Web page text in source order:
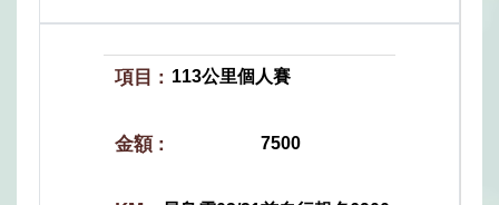
113公里個人賽
7500